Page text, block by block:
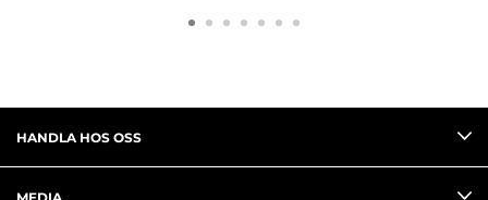
HANDLA HOS OSS